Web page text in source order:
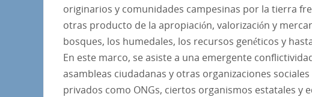
originarios y comunidades campesinas por la tierra
otras producto de la apropiación, valorización y
bosques, los humedales, los recursos genéticos y
En este marco, se asiste a una emergente
asambleas ciudadanas y otras organizaciones
privados como ONGs, ciertos organismos estatales